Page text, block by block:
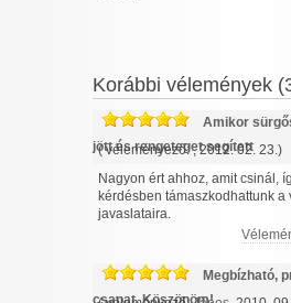
Korábbi vélemények
Amikor
jött és rengeteget segített
( véleményező:, 2012. 02. 23.)
Nagyon ért ahhoz, amit csinál,
kérdésben támaszkodhattunk a
javaslataira.
Megbízható,
csapat. Köszönöm!